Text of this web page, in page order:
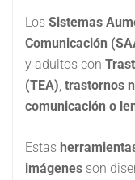
Los Sistemas
Comunicación
y adultos con
(TEA), trastornos
comunicación o
Estas
imágenes son